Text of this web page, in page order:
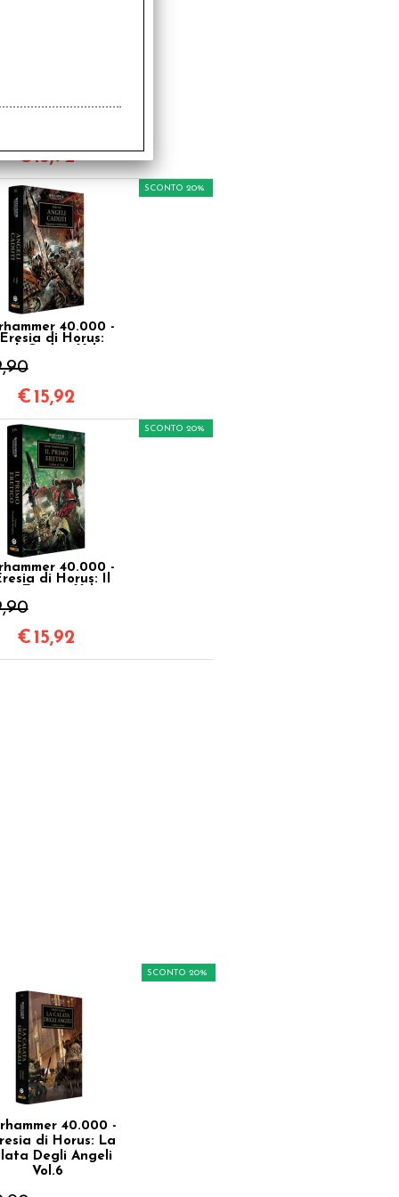
per l'Abisso
€15,92
40.000 -
di Horus:
SCONTO 20%
€ 15,92
40.000 -
di Horus: Il
SCONTO 20%
€ 15,92
40.000 -
di Horus: La
Degli Angeli
Vol.6
SCONTO 20%